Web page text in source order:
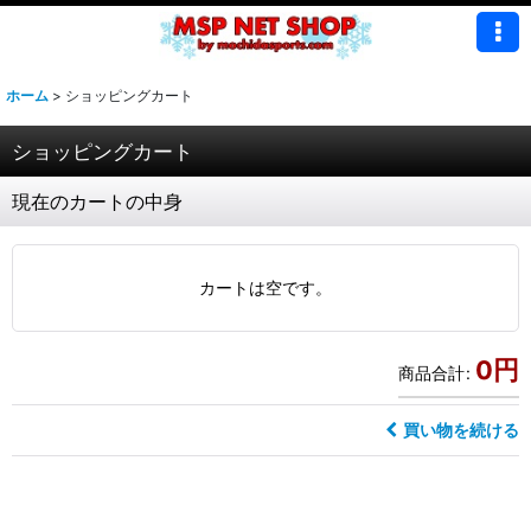
ホーム > ショッピングカート
ショッピングカート
現在のカートの中身
カートは空です。
商品合計: 0円
買い物を続ける